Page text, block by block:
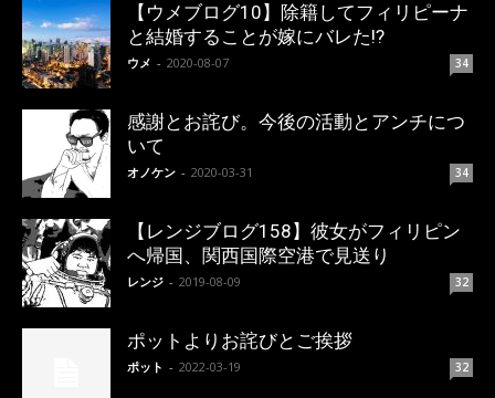
【ウメブログ10】除籍してフィリピーナ
と結婚することが嫁にバレた!?
ウメ - 2020-08-07 34
感謝とお詫び。今後の活動とアンチにつ
いて
オノケン - 2020-03-31 34
【レンジブログ158】彼女がフィリピン
へ帰国、関西国際空港で見送り
レンジ - 2019-08-09 32
ポットよりお詫びとご挨拶
ポット - 2022-03-19 32